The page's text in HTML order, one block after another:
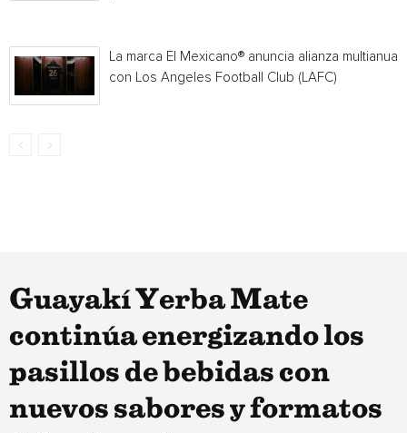
La marca El Mexicano® anuncia alianza multianual
con Los Angeles Football Club (LAFC)
Guayakí Yerba Mate
continúa energizando los
pasillos de bebidas con
nuevos sabores y formatos